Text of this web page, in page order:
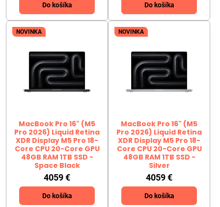
Do košíka Do košíka
NOVINKA
MacBook Pro 16" (M5
Pro 2026) Liquid Retina
XDR Display M5 Pro 18-
Core CPU 20-Core GPU
48GB RAM 1TB SSD -
Space Black
4059 €
Do košíka
NOVINKA
MacBook Pro 16" (M5
Pro 2026) Liquid Retina
XDR Display M5 Pro 18-
Core CPU 20-Core GPU
48GB RAM 1TB SSD -
Silver
4059 €
Do košíka